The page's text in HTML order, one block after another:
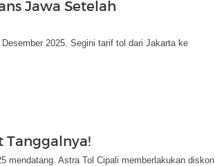
Jawa Setelah
2025. Segini tarif tol dari Jakarta ke
Tanggalnya!
mendatang. Astra Tol Cipali memberlakukan diskon